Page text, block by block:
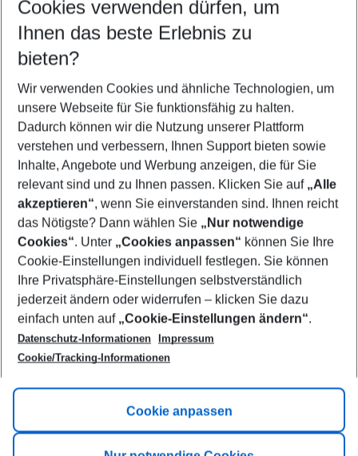
Customize your offer
Find the perfect deal which suits your best
Your departure airport
Any airport
Select your date range
10/08/26–08/08/27 5-8 nights
Who will travel
2 adults No children
Show more filter
Footer
Footer navigation
Title A
Link A
Cookies verwenden dürfen, um
Ihnen das beste Erlebnis zu
bieten?
Wir verwenden Cookies und ähnliche Technologien, um
unsere Webseite für Sie funktionsfähig zu halten.
Dadurch können wir die Nutzung unserer Plattform
verstehen und verbessern, Ihnen Support bieten sowie
Inhalte, Angebote und Werbung anzeigen, die für Sie
relevant sind und zu Ihnen passen. Klicken Sie auf „Alle
akzeptieren“, wenn Sie einverstanden sind. Ihnen reicht
das Nötigste? Dann wählen Sie „Nur notwendige
Cookies“. Unter „Cookies anpassen“ können Sie Ihre
Cookie-Einstellungen individuell festlegen. Sie können
Ihre Privatsphäre-Einstellungen selbstverständlich
jederzeit ändern oder widerrufen – klicken Sie dazu
einfach unten auf „Cookie-Einstellungen ändern“.
Datenschutz-Informationen
Impressum
Cookie/Tracking-Informationen
Cookie anpassen